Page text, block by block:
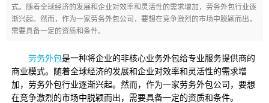
式。随着全球经济的发展和企业对效率和灵活性的需求增加，劳务外包行业逐
渐兴起。然而，作为一家劳务外包公司，要想在竞争激烈的市场中脱颖而出，
需要具备一定的资质和条件。
劳务外包是一种将企业的非核心业务外包给专业服务提供商的
商业模式。随着全球经济的发展和企业对效率和灵活性的需求增
加，劳务外包行业逐渐兴起。然而，作为一家劳务外包公司，要想
在竞争激烈的市场中脱颖而出，需要具备一定的资质和条件。